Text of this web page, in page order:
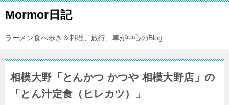
Mormor日記
ラーメン食べ歩き＆料理、旅行、車が中心のBlog
相模大野「とんかつ かつや 相模大野店」の
「とん汁定食（ヒレカツ）」